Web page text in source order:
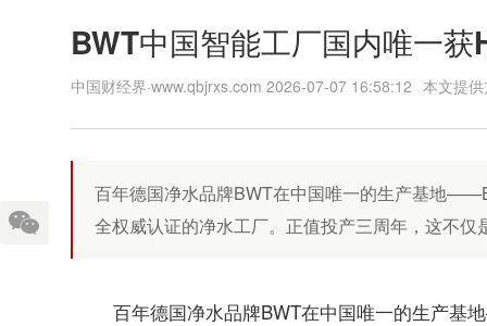
BWT中国智能工厂国内唯一获
中国财经界·www.qbjrxs.com 2026-07-07 16:58:12 本文提
百年德国净水品牌BWT在中国唯一的生产基地
全权威认证的净水工厂。正值投产三周年，这不仅
百年德国净水品牌BWT在中国唯一的生产基